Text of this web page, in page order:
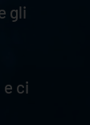
gli
ci